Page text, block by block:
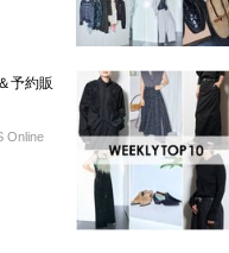
予約販
Online